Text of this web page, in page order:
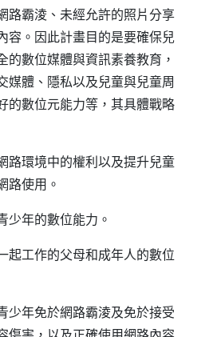
路霸淩、未經允許的照片分享
容。因此計畫目的是要確保兒
的數位媒體與資訊素養教育，
媒體、隱私以及兒童與兒童周
的數位元能力等，其具體戰略
環境中的權利以及提升兒童
路使用。
年的數位能力。
工作的父母和成年人的數位
年免於網路霸淩及免於接受